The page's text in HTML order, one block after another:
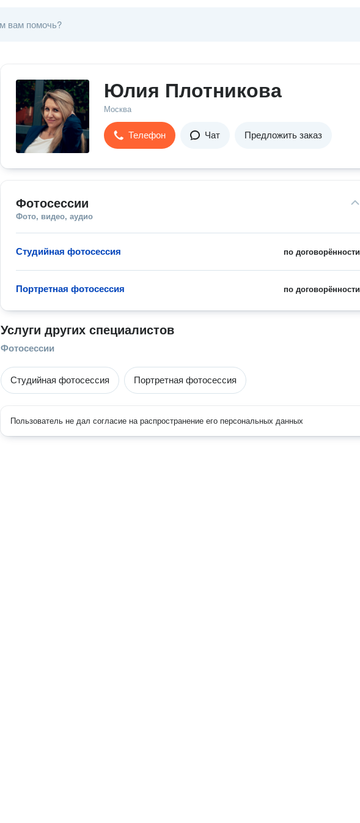
Юлия Плотникова
Москва
Телефон Чат Предложить заказ
Фотосессии
Фото, видео, аудио
по договорённости
Студийная фотосессия
по договорённости
Портретная фотосессия
Услуги других специалистов
Фотосессии
Студийная фотосессия Портретная фотосессия
Пользователь не дал согласие на распространение его персональных данных